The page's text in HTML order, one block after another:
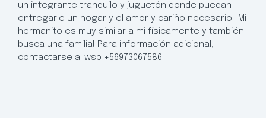
un integrante tranquilo y juguetón donde puedan
entregarle un hogar y el amor y cariño necesario. ¡Mi
hermanito es muy similar a mi físicamente y también
busca una familia! Para información adicional,
contactarse al wsp +56973067586